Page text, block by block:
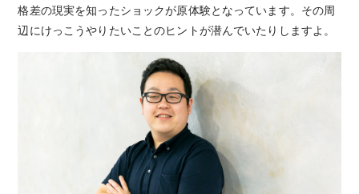
格差の現実を知ったショックが原体験となっています。その周
辺にけっこうやりたいことのヒントが潜んでいたりしますよ。